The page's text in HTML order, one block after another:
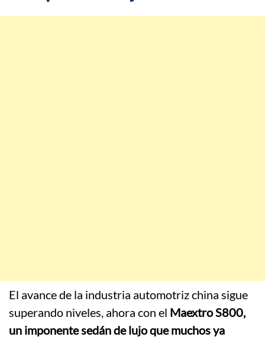
El avance de la industria automotriz china sigue
superando niveles, ahora con el Maextro S800,
un imponente sedán de lujo que muchos ya